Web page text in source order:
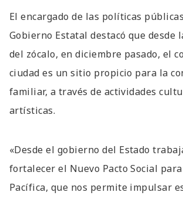
El encargado de las políticas
Gobierno Estatal destacó que desde
del zócalo, en diciembre pasado, el
ciudad es un sitio propicio para la
familiar, a través de actividades
artísticas.
«Desde el gobierno del Estado
fortalecer el Nuevo Pacto Social
Pacífica, que nos permite impulsar